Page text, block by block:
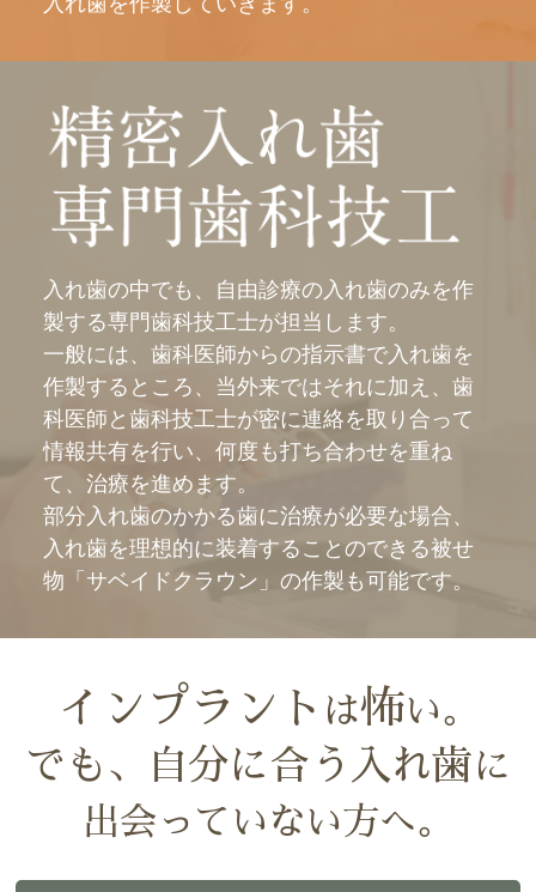
入れ歯の中でも、自由診療の入れ歯のみを作
製する専門歯科技工士が担当します。
一般には、歯科医師からの指示書で入れ歯を
作製するところ、当外来ではそれに加え、歯
科医師と歯科技工士が密に連絡を取り合って
情報共有を行い、何度も打ち合わせを重ね
て、治療を進めます。
部分入れ歯のかかる歯に治療が必要な場合、
入れ歯を理想的に装着することのできる被せ
物「サベイドクラウン」の作製も可能です。
インプラント は怖い。
でも、自分に合う入れ歯に
出会っていない方へ。